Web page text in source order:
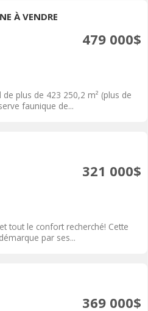
À VENDRE
479 000$
plus de 423 250,2 m² (plus de
faunique de...
321 000$
tout le confort recherché! Cette
par ses...
369 000$